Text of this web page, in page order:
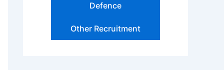
Defence
Other Recruitment